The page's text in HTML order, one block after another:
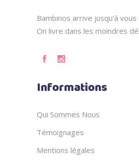
Bambinos arrive jusqu'à
On livre dans les moindres
Informations
Qui Sommes Nous
Témoignages
Mentions légales